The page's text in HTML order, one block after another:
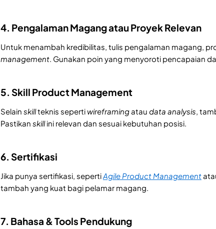
4. Pengalaman Magang atau Proyek Relevan
Untuk menambah kredibilitas, tulis pengalaman magang,
management. Gunakan poin yang menyoroti pencapaian
5. Skill Product Management
Selain skillteknis sepertiwireframingatau data analysis,
Pastikan skillini relevan dan sesuai kebutuhan posisi.
6. Sertifikasi
Jika punya sertifikasi, sepertiAgile Product Management
tambah yang kuat bagi pelamar magang.
7. Bahasa & Tools Pendukung